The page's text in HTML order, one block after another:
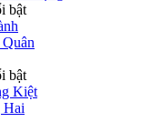
bật
bật
Kiệt
Hai